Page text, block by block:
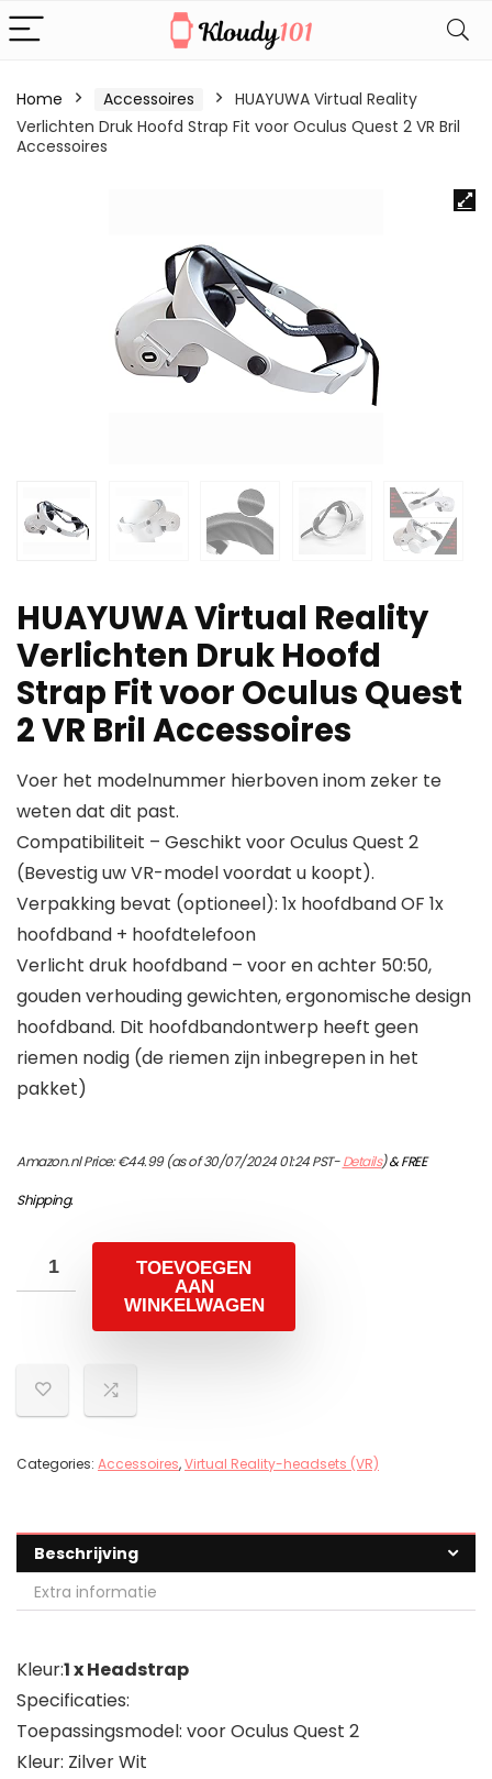
Home Accessoires
HUAYUWA Virtual Reality
Verlichten Druk Hoofd Strap Fit voor Oculus Quest 2 VR Bril
Accessoires
HUAYUWA Virtual Reality
Verlichten Druk Hoofd
Strap Fit voor Oculus Quest
2 VR Bril Accessoires
Voer het modelnummer hierboven inom zeker te
weten dat dit past.
Compatibiliteit – Geschikt voor Oculus Quest 2
(Bevestig uw VR-model voordat u koopt).
Verpakking bevat (optioneel): 1x hoofdband OF 1x
hoofdband + hoofdtelefoon
Verlicht druk hoofdband – voor en achter 50:50,
gouden verhouding gewichten, ergonomische design
hoofdband. Dit hoofdbandontwerp heeft geen
riemen nodig (de riemen zijn inbegrepen in het
pakket)
Amazon.nl Price:€44.99(as of 30/07/2024 01:24 PST-Details)&FREE
Shipping.
TOEVOEGEN
AAN
WINKELWAGEN
Categories: Accessoires,Virtual Reality-headsets (VR)
Beschrijving
Extra informatie
Kleur:1 x Headstrap
Specificaties:
Toepassingsmodel: voor Oculus Quest 2
Kleur: Zilver Wit